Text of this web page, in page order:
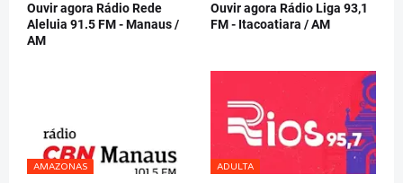
Ouvir agora Rádio Rede
Aleluia 91.5 FM - Manaus /
AM
Ouvir agora Rádio Liga 93,1
FM - Itacoatiara / AM
AMAZONAS ADULTA